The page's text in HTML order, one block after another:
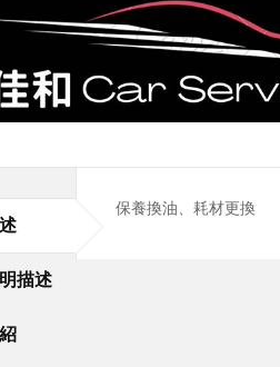
描述
保養換油、耗材更換